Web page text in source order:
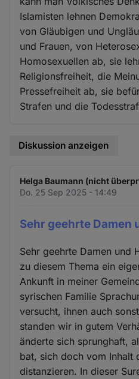
Islamisten lehnen
von Gläubigen und
und Frauen, von
Homosexuellen ab, sie
Religionsfreiheit, die
Pressefreiheit ab, sie
Strafen und die
Diskussion anzeigen
Helga Baumann (nicht
Do. 25 Sep 2025 - 14:49
Sehr geehrte Damen
Sehr geehrte Damen und
zu diesem Thema ein
Ankunft in meiner
syrischen Familie
versucht, ihnen auch
standen wir in gutem
änderte sich sprunghaft,
bat, sich doch vom Inhalt
distanzieren. In dieser